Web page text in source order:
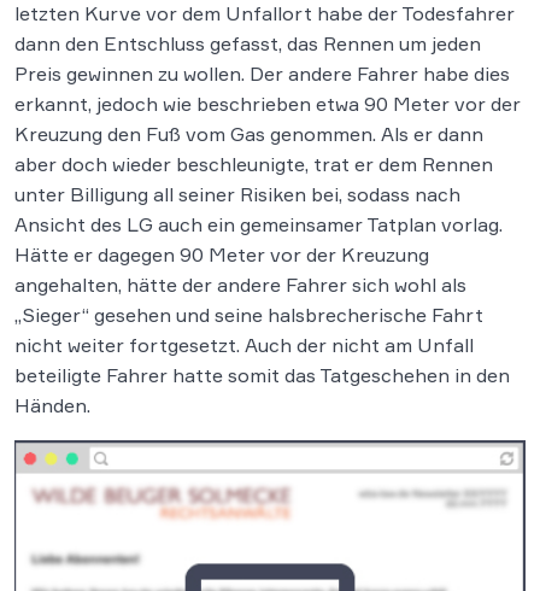
letzten Kurve vor dem Unfallort habe der Todesfahrer
dann den Entschluss gefasst, das Rennen um jeden
Preis gewinnen zu wollen. Der andere Fahrer habe dies
erkannt, jedoch wie beschrieben etwa 90 Meter vor der
Kreuzung den Fuß vom Gas genommen. Als er dann
aber doch wieder beschleunigte, trat er dem Rennen
unter Billigung all seiner Risiken bei, sodass nach
Ansicht des LG auch ein gemeinsamer Tatplan vorlag.
Hätte er dagegen 90 Meter vor der Kreuzung
angehalten, hätte der andere Fahrer sich wohl als
„Sieger“ gesehen und seine halsbrecherische Fahrt
nicht weiter fortgesetzt. Auch der nicht am Unfall
beteiligte Fahrer hatte somit das Tatgeschehen in den
Händen.